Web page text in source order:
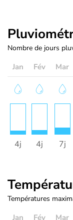
Nombre de jours
Jan Fév Mar
4j 4j 7j
Températures
Jan Fév Mar